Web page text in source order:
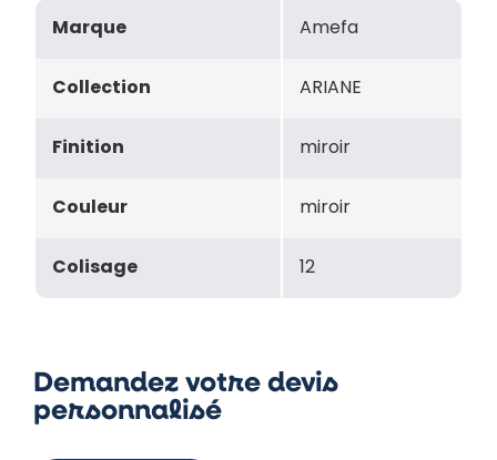
Marque Amefa
Collection ARIANE
Finition miroir
Couleur miroir
Colisage 12
Demandez votre devis
personnalisé